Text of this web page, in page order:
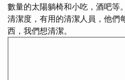
數量的太陽躺椅和小吃，酒吧等。
清潔度，有用的清潔人員，他們
西，我們想清潔。